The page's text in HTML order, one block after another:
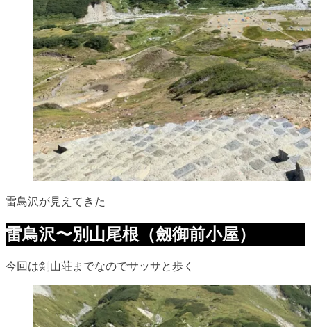
雷鳥沢が見えてきた
雷鳥沢〜別山尾根（劔御前小屋）
今回は剣山荘までなのでサッサと歩く